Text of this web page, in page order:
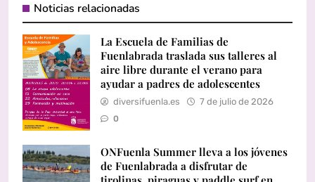
Noticias relacionadas
La Escuela de Familias de
Fuenlabrada traslada sus talleres al
aire libre durante el verano para
ayudar a padres de adolescentes
diversifuenla.es 7 de julio de 2026
0
ONFuenla Summer lleva a los jóvenes
de Fuenlabrada a disfrutar de